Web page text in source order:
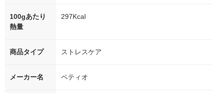
100gあたり
熱量
297Kcal
商品タイプ ストレスケア
メーカー名 ペティオ